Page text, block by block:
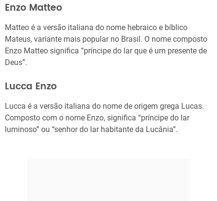
Enzo Matteo
Matteo é a versão italiana do nome hebraico e bíblico
Mateus, variante mais popular no Brasil. O nome composto
Enzo Matteo significa “príncipe do lar que é um presente de
Deus”.
Lucca Enzo
Lucca é a versão italiana do nome de origem grega Lucas.
Composto com o nome Enzo, significa “príncipe do lar
luminoso” ou “senhor do lar habitante da Lucânia”.